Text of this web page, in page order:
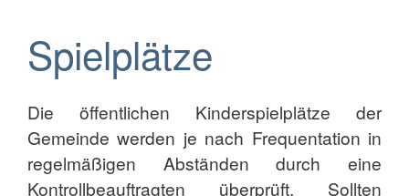
Spielplätze
Die öffentlichen Kinderspielplätze der
Gemeinde werden je nach Frequentation in
regelmäßigen Abständen durch eine
Kontrollbeauftragten überprüft. Sollten